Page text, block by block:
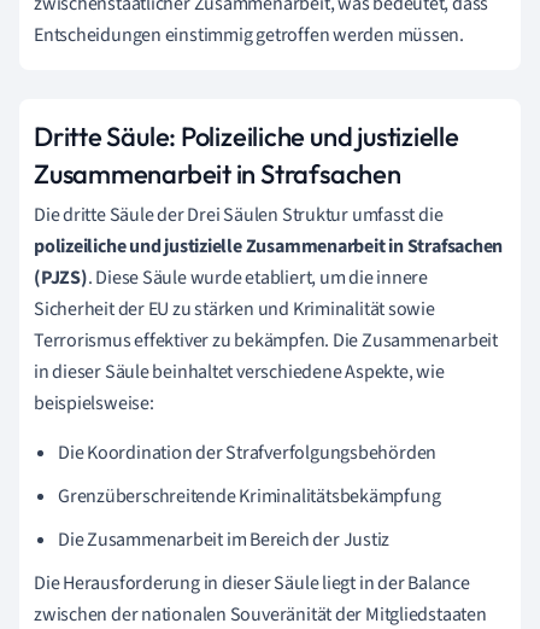
Entscheidungen einstimmig getroffen werden müssen.
Dritte Säule: Polizeiliche und justizielle
Zusammenarbeit in Strafsachen
Die dritte Säule der Drei Säulen Struktur umfasst die
polizeiliche und justizielle Zusammenarbeit in Strafsachen
(PJZS). Diese Säule wurde etabliert, um die innere
Sicherheit der EU zu stärken und Kriminalität sowie
Terrorismus effektiver zu bekämpfen. Die Zusammenarbeit
in dieser Säule beinhaltet verschiedene Aspekte, wie
beispielsweise:
Die Koordination der Strafverfolgungsbehörden
Grenzüberschreitende Kriminalitätsbekämpfung
Die Zusammenarbeit im Bereich der Justiz
Die Herausforderung in dieser Säule liegt in der Balance
zwischen der nationalen Souveränität der Mitgliedstaaten